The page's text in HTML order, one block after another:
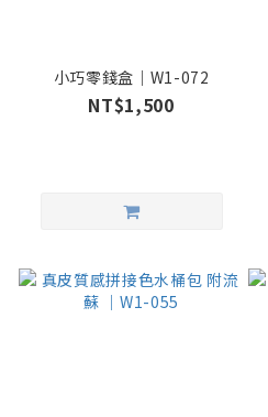
小巧零錢盒｜W1-072
NT$1,500